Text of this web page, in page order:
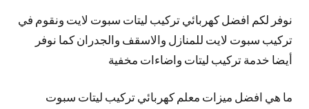
نوفر لكم افضل كهربائي تركيب ليتات سبوت لايت ونقوم في
تركيب سبوت لايت للمنازل والاسقف والجدران كما نوفر
أيضا خدمة تركيب ليتات واضاءات مخفية
ما هي افضل ميزات معلم كهربائي تركيب ليتات سبوت